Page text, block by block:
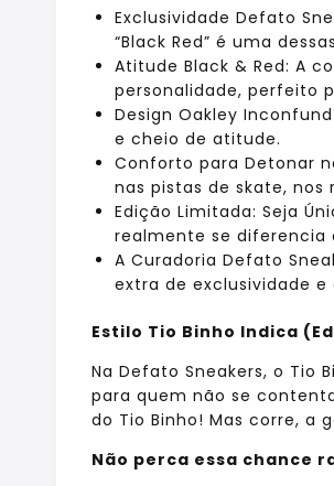
Exclusividade Defato
“Black Red” é uma
Atitude Black & Red: A
personalidade, perfeito
Design Oakley
e cheio de atitude.
Conforto para Detonar
nas pistas de skate, nos
Edição Limitada: Seja
realmente se diferencia
A Curadoria Defato
extra de exclusividade
Estilo Tio Binho Indica
Na Defato Sneakers, o Tio
para quem não se
do Tio Binho! Mas corre, a
Não perca essa chance